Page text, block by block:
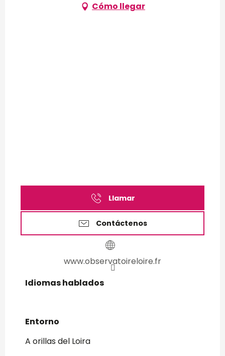
Cómo llegar
Llamar
Contáctenos
www.observatoireloire.fr
Idiomas hablados
Idiomas hablados
Entorno
Entorno
A orillas del Loira